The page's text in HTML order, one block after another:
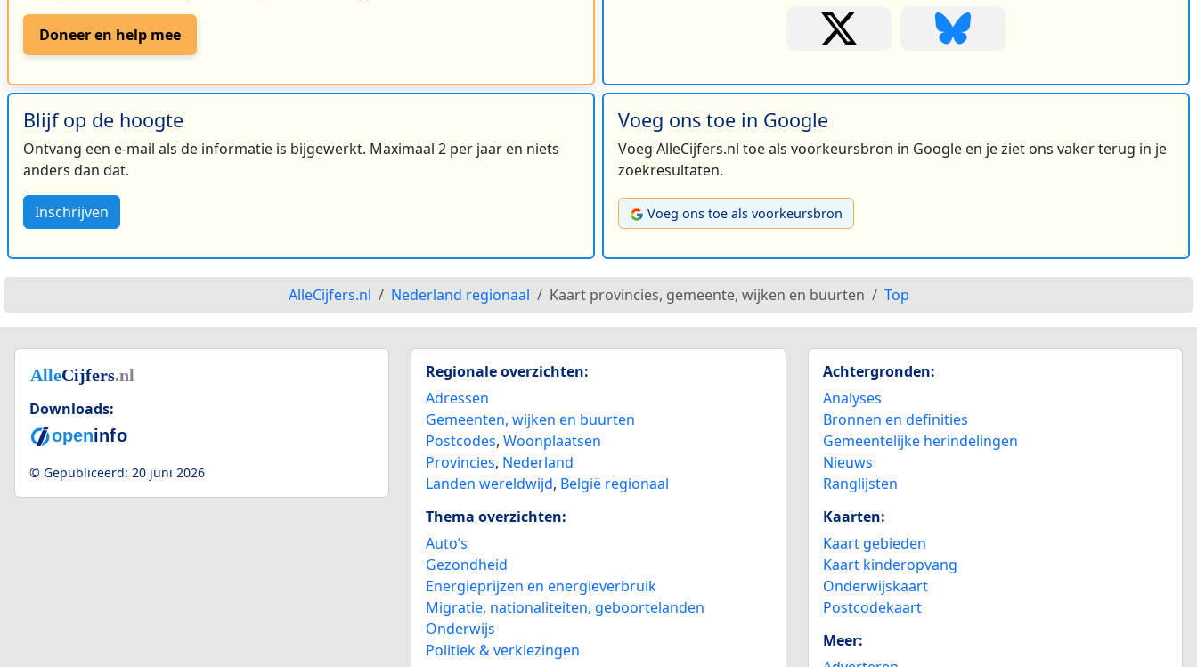
Doneer en help mee
Blijf op de hoogte
Ontvang een e-mail als de informatie is bijgewerkt. Maximaal 2 per jaar en niets
anders dan dat.
Inschrijven
Voeg ons toe in Google
Voeg AlleCijfers.nl toe als voorkeursbron in Google en je ziet ons vaker terug in je
zoekresultaten.
Voeg ons toe als voorkeursbron
AlleCijfers.nl Nederland regionaal Kaart provincies, gemeente, wijken en buurten Top
Downloads:
© Gepubliceerd: 20 juni 2026
Regionale overzichten:
Adressen
Gemeenten, wijken en buurten
Postcodes,Woonplaatsen
Provincies, Nederland
Landen wereldwijd, België regionaal
Thema overzichten:
Auto’s
Gezondheid
Energieprijzen en energieverbruik
Migratie, nationaliteiten, geboortelanden
Onderwijs
Politiek & verkiezingen
Achtergronden:
Analyses
Bronnen en definities
Gemeentelijke herindelingen
Nieuws
Ranglijsten
Kaarten:
Kaart gebieden
Kaart kinderopvang
Onderwijskaart
Postcodekaart
Meer: